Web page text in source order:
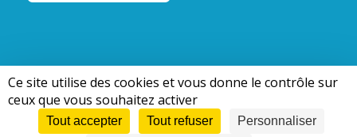
Ce site utilise des cookies et vous donne le contrôle sur
ceux que vous souhaitez activer
Tout accepter Tout refuser Personnaliser
© 2018-2026 | European Rivers Network